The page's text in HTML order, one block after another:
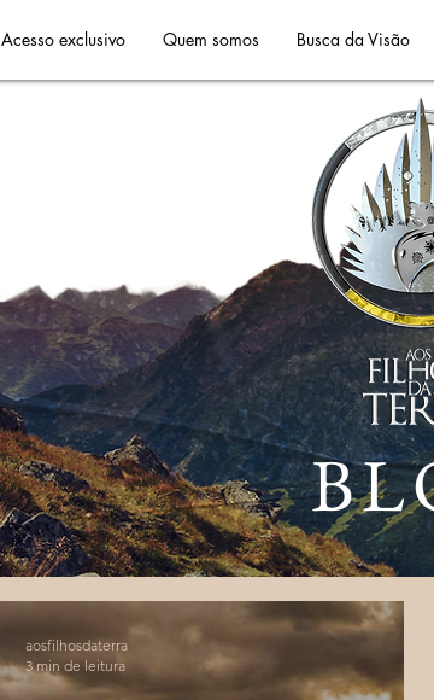
Acesso exclusivo Quem somos Busca da Visão
aosfilhosdaterra
3 min de leitura